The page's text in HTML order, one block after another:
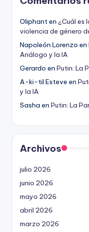
Oliphanten ¿Cuál es
violencia de género
Napoleón Lorenzo en
Análogo y la IA
Gerardo en Putin: La
A-ki-til Esteve en
y la IA
Sasha en Putin: La
Archivos
julio 2026
junio 2026
mayo 2026
abril 2026
marzo 2026